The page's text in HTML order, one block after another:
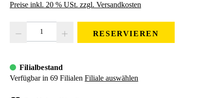
Preise inkl. 20 % USt. zzgl. Versandkosten
RESERVIEREN
Filialbestand
Verfügbar in 69 Filialen Filiale auswählen